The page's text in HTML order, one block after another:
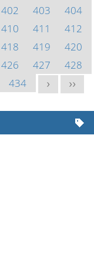
402 403
404
410 411
412
418 419
420
426 427
428
434 > >>